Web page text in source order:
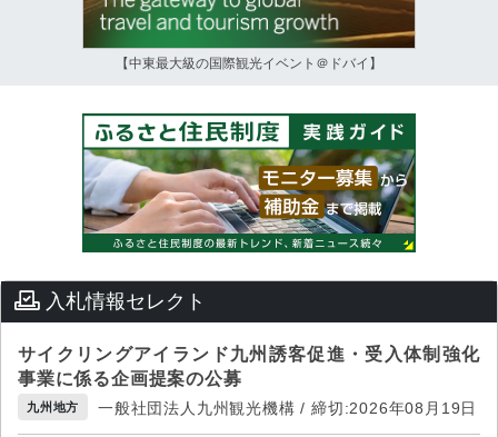
【中東最大級の国際観光イベント＠ドバイ】
入札情報セレクト
サイクリングアイランド九州誘客促進・受入体制強化
事業に係る企画提案の公募
九州地方 一般社団法人九州観光機構 / 締切:2026年08月19日